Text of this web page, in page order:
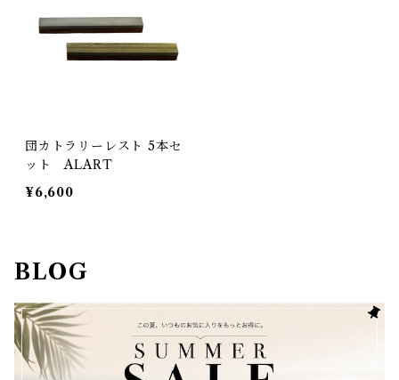
団カトラリーレスト 5本セ
ット ALART
¥6,600
BLOG